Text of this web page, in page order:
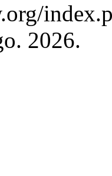
2026.